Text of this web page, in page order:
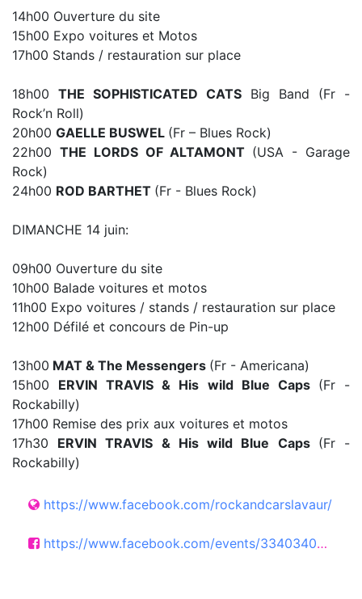
14h00 Ouverture du site
15h00 Expo voitures et Motos
17h00 Stands / restauration sur place
18h00THE SOPHISTICATED CATS Big Band (Fr -
Rock’n Roll)
20h00 GAELLE BUSWEL (Fr – Blues Rock)
22h00 THE LORDS OF ALTAMONT (USA - Garage
Rock)
24h00 ROD BARTHET (Fr - Blues Rock)
DIMANCHE 14 juin:
09h00 Ouverture du site
10h00 Balade voitures et motos
11h00 Expo voitures / stands / restauration sur place
12h00 Défilé et concours de Pin-up
13h00 MAT & The Messengers (Fr - Americana)
15h00 ERVIN TRAVIS & His wild Blue Caps (Fr -
Rockabilly)
17h00 Remise des prix aux voitures et motos
17h30 ERVIN TRAVIS & His wild Blue Caps (Fr -
Rockabilly)
https://www.facebook.com/rockandcarslavaur/
https://www.facebook.com/events/3340340336120125/?active_tab=discussion